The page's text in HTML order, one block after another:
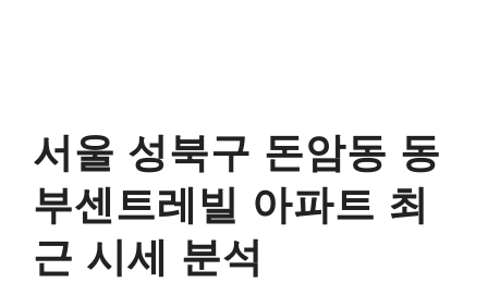
서울 성북구 돈암동 동
부센트레빌 아파트 최
근 시세 분석